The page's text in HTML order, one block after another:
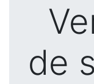
de